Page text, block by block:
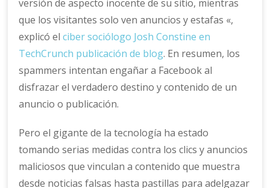
versión de aspecto inocente de su sitio, mientras
que los visitantes solo ven anuncios y estafas «,
explicó el ciber sociólogo Josh Constine en
TechCrunch publicación de blog. En resumen, los
spammers intentan engañar a Facebook al
disfrazar el verdadero destino y contenido de un
anuncio o publicación.
Pero el gigante de la tecnología ha estado
tomando serias medidas contra los clics y anuncios
maliciosos que vinculan a contenido que muestra
desde noticias falsas hasta pastillas para adelgazar